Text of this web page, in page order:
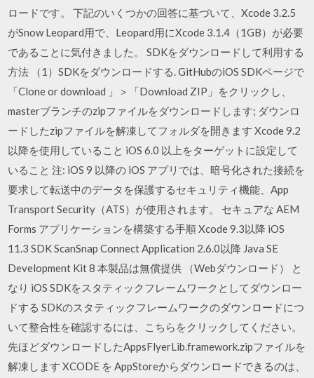
ロードです。 下記のいくつかの回答に基づいて、Xcode 3.2.5
がSnow Leopard用で、Leopard用にXcode 3.1.4（1GB）が必要
であることに気付きました。 SDKをダウンロードして利用する
方法 （1）SDKをダウンロードする. GitHubのiOS SDKページで
「Clone or download 」＞「Download ZIP」をクリックし、
masterブランチのzipファイルをダウンロードします; ダウンロ
ードしたzipファイルを解凍してフォルダを開きます Xcode 9.2
以降を使用していること iOS 6.0 以上をターゲットに設定して
いること 注: iOS 9 以降の iOS アプリでは、暗号化された接続を
要求して転送中のデータを保護するセキュリティ機能、App
Transport Security（ATS）が使用されます。 セキュアな AEM
Forms アプリケーションを構築する手順 Xcode 9.3以降 iOS
11.3 SDK ScanSnap Connect Application 2.6.0以降 Java SE
Development Kit 8 本製品は無償提供 （Webダウンロード） と
なり iOS SDKをスタティックフレームワークとしてダウンロー
ドする SDKのスタティックフレームワークのダウンロードにつ
いて整合性を確認するには、こちらをクリックしてください。
先ほどダウンロードしたAppsFlyerLib.framework.zipファイルを
解凍します XCODE を AppStoreからダウンロードできるのは、